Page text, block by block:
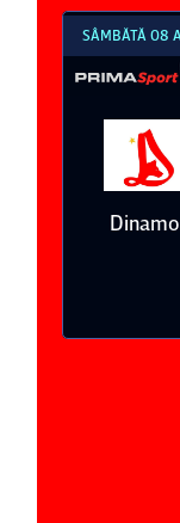
SÂMBĂTĂ 08
Dinamo